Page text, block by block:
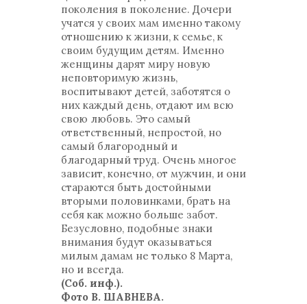
поколения в поколение. Дочери
учатся у своих мам именно такому
отношению к жизни, к семье, к
своим будущим детям. Именно
женщины дарят миру новую
неповторимую жизнь,
воспитывают детей, заботятся о
них каждый день, отдают им всю
свою любовь. Это самый
ответственный, непростой, но
самый благородный и
благодарный труд. Очень многое
зависит, конечно, от мужчин, и они
стараются быть достойными
вторыми половинками, брать на
себя как можно больше забот.
Безусловно, подобные знаки
внимания будут оказываться
милым дамам не только 8 Марта,
но и всегда.
(Соб. инф.).
Фото В. ШАВНЕВА.